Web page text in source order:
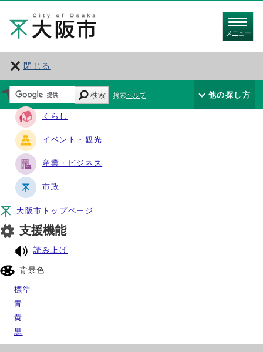
メニュー
閉じる
サイト・ナビ
くらし
イベント・観光
産業・ビジネス
市政
大阪市トップページ
支援機能
読み上げ
背景色
標準
青
黄
黒
検索 検索ヘルプ 他の探し方